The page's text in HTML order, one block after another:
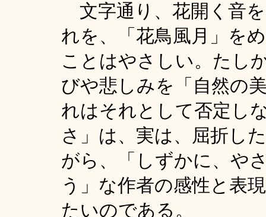
文字通り、花開く音
れを、「花鳥風月」を
ことはやさしい。たし
びや悲しみを「自然の
れはそれとして否定し
さ」は、実は、屈折し
がら、「しずかに、や
う」な作者の感性と表
たいのである。